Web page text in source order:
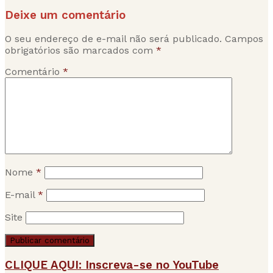
Deixe um comentário
O seu endereço de e-mail não será publicado. Campos
obrigatórios são marcados com *
Comentário *
Nome *
E-mail *
Site
CLIQUE AQUI: Inscreva-se no YouTube